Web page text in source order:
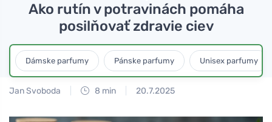
Ako rutín v potravinách pomáha
posilňovať zdravie ciev
Dámske parfumy Pánske parfumy Unisex parfumy
Jan Svoboda 8 min 20.7.2025